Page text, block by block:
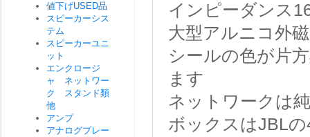
インピーダンス
大型アルニコ外
シールの色が片
ます
ネットワークは
ボックスはJBL
値下げUSED品
スピーカーシス
テム
スピーカーユニ
ット
エンクロージ
ャ ネットワー
ク スタンド類
他
アンプ
アナログプレー